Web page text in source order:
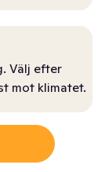
Välj efter
mot klimatet.